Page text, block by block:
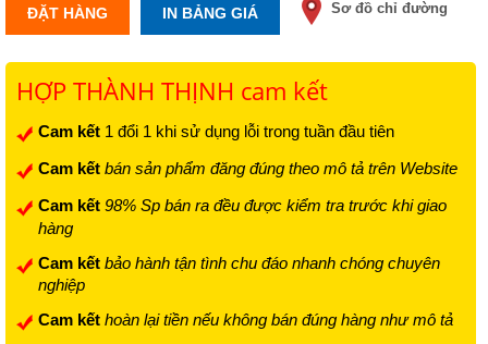
ĐẶT HÀNG IN BẢNG GIÁ Sơ đồ chỉ đường
HỢP THÀNH THỊNH cam kết
Cam kết 1 đổi 1 khi sử dụng lỗi trong tuần đầu tiên
Cam kết bán sản phẩm đăng đúng theo mô tả trên Website
Cam kết 98% Sp bán ra đều được kiểm tra trước khi giao
hàng
Cam kết bảo hành tận tình chu đáo nhanh chóng chuyên
nghiệp
Cam kết hoàn lại tiền nếu không bán đúng hàng như mô tả